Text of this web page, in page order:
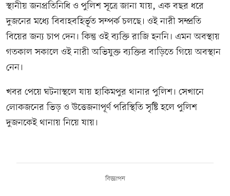
স্থানীয় জনপ্রতিনিধি ও পুলিশ সূত্রে জানা যায়, এক বছর ধরে
দুজনের মধ্যে বিবাহবহির্ভূত সম্পর্ক চলছে। ওই নারী সম্প্রতি
বিয়ের জন্য চাপ দেন। কিন্তু ওই ব্যক্তি রাজি হননি। এমন অবস্থায়
গতকাল সকালে ওই নারী অভিযুক্ত ব্যক্তির বাড়িতে গিয়ে অবস্থান
নেন।
খবর পেয়ে ঘটনাস্থলে যায় হাকিমপুর থানার পুলিশ। সেখানে
লোকজনের ভিড় ও উত্তেজনাপূর্ণ পরিস্থিতি সৃষ্টি হলে পুলিশ
দুজনকেই থানায় নিয়ে যায়।
বিজ্ঞাপন